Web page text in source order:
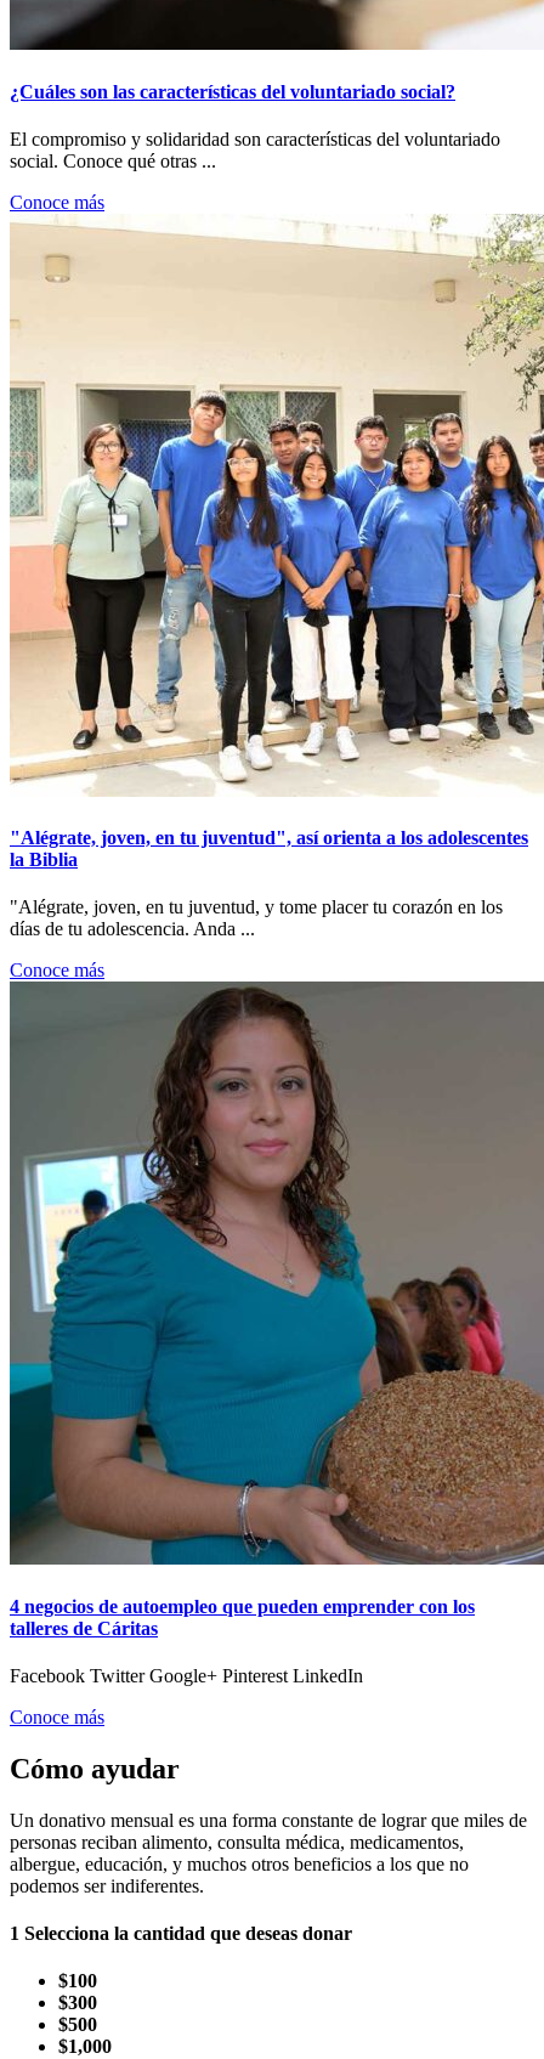
¿Cuáles son las características del voluntariado social?
El compromiso y solidaridad son características del voluntariado
social. Conoce qué otras ...
Conoce más
"Alégrate, joven, en tu juventud", así orienta a los adolescentes
la Biblia
"Alégrate, joven, en tu juventud, y tome placer tu corazón en los
días de tu adolescencia. Anda ...
Conoce más
4 negocios de autoempleo que pueden emprender con los
talleres de Cáritas
Facebook Twitter Google+ Pinterest LinkedIn
Conoce más
Cómo ayudar
Un donativo mensual es una forma constante de lograr que miles de
personas reciban alimento, consulta médica, medicamentos,
albergue, educación, y muchos otros beneficios a los que no
podemos ser indiferentes.
1 Selecciona la cantidad que deseas donar
$100
$300
$500
$1,000